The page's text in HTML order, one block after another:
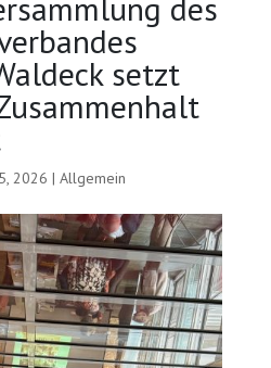
setzt
2026 | Allgemein